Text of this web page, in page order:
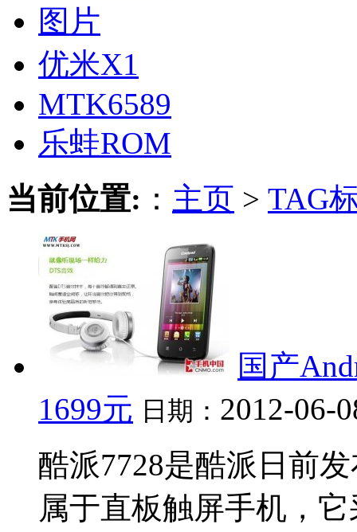
图片
优米X1
MTK6589
乐蛙ROM
当前位置: ： 主页 > TAG
国产
1699元 日期： 2012-06-
酷派7728是酷派日前
属于直板触屏手机，